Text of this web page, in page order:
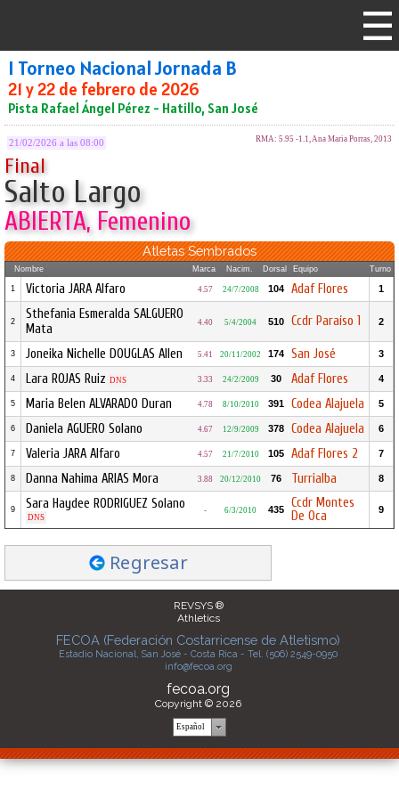
I Torneo Nacional Jornada B
21 y 22 de febrero de 2026
Pista Rafael Ángel Pérez - Hatillo, San José
21/02/2026 a las 08:00 RMA: 5.95 -1.1, Ana Maria Porras, 2013
Final
Salto Largo
ABIERTA, Femenino
Atletas Sembrados
Nombre Marca Nacim. Dorsal Equipo Turno
1 Victoria JARA Alfaro 4.57 24/7/2008 104 Adaf Flores 1
2
Sthefania Esmeralda SALGUERO
Mata
4.40 5/4/2004 510 Ccdr Paraíso 1 2
3 Joneika Nichelle DOUGLAS Allen 5.41 20/11/2002 174 San José 3
4 Lara ROJAS Ruiz DNS 3.33 24/2/2009 30 Adaf Flores 4
5 Maria Belen ALVARADO Duran 4.78 8/10/2010 391 Codea Alajuela 5
6 Daniela AGUERO Solano 4.67 12/9/2009 378 Codea Alajuela 6
7 Valeria JARA Alfaro 4.57 21/7/2010 105 Adaf Flores 2 7
8 Danna Nahima ARIAS Mora 3.88 20/12/2010 76 Turrialba 8
9 Sara Haydee RODRIGUEZ Solano
DNS
- 6/3/2010 435
Ccdr Montes
De Oca
9
Regresar
REVSYS ®
Athletics
FECOA (Federación Costarricense de Atletismo)
Estadio Nacional, San José - Costa Rica - Tel. (506) 2549-0950
info@fecoa.org
fecoa.org
Copyright © 2026